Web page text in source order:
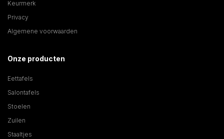
Keurmerk
Privacy
Algemene voorwaarden
Onze producten
Eettafels
Salontafels
Stoelen
Zuilen
Staaltjes